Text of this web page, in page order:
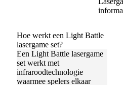
Hoe werkt een Light Battle
lasergame set?
Een Light Battle lasergame
set werkt met
infraroodtechnologie
waarmee spelers elkaar